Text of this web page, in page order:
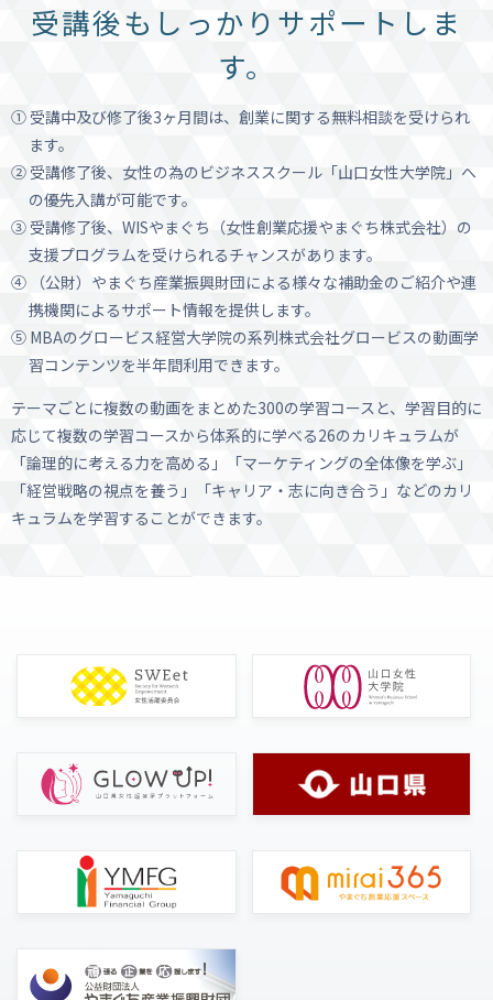
受講後もしっかりサポートしま
す。
① 受講中及び修了後3ヶ月間は、創業に関する無料相談を受けられ
ます。
② 受講修了後、女性の為のビジネススクール「山口女性大学院」へ
の優先入講が可能です。
③ 受講修了後、WISやまぐち（女性創業応援やまぐち株式会社）の
支援プログラムを受けられるチャンスがあります。
④ （公財）やまぐち産業振興財団による様々な補助金のご紹介や連
携機関によるサポート情報を提供します。
⑤ MBAのグロービス経営大学院の系列株式会社グロービスの動画学
習コンテンツを半年間利用できます。
テーマごとに複数の動画をまとめた300の学習コースと、学習目的に
応じて複数の学習コースから体系的に学べる26のカリキュラムが
「論理的に考える力を高める」「マーケティングの全体像を学ぶ」
「経営戦略の視点を養う」「キャリア・志に向き合う」などのカリ
キュラムを学習することができます。